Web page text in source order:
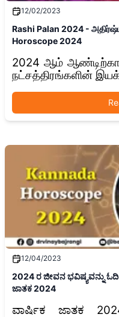
12/02/2023
Rashi Palan 2024 -
Horoscope 2024
2024 ஆம்
நட்சத்திரங்களின்
12/04/2023
2024 ರ ಜೀವನ ಭವಿಷ್ಯವನ್ನು
ಜಾತಕ 2024
ವಾರ್ಷಿಕ ಜಾತಕ